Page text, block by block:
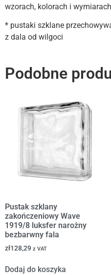
wzorach, kolorach i
* pustaki szklane
z dala od wilgoci
Podobne
Pustak szklany
zakończeniowy Wave
1919/8 luksfer narożny
bezbarwny fala
zł128,29 z VAT
Dodaj do koszyka